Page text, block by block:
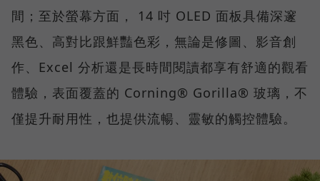
間；至於螢幕方面， 14 吋 OLED 面板具備深邃
黑色、高對比跟鮮豔色彩，無論是修圖、影音創
作、Excel 分析還是長時間閱讀都享有舒適的觀看
體驗，表面覆蓋的 Corning® Gorilla® 玻璃，不
僅提升耐用性，也提供流暢、靈敏的觸控體驗。